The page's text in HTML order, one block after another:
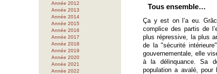
Année 2012
Année 2013
Année 2014
Année 2015
Année 2016
Année 2017
Année 2018
Année 2019
Année 2020
Année 2021
Année 2022
Tous ensemble…
Ça y est on l’a eu.
complice des partis de
plus répressive, la plus
de la "sécurité
gouvernementale, elle
à la délinquance. Sa
population a avalé,